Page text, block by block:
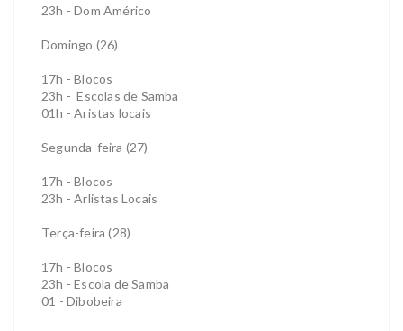
23h - Dom Américo
Domingo (26)
17h - Blocos
23h - Escolas de Samba
01h - Aristas locais
Segunda-feira (27)
17h - Blocos
23h - Arlistas Locais
Terça-feira (28)
17h - Blocos
23h - Escola de Samba
01 - Dibobeira